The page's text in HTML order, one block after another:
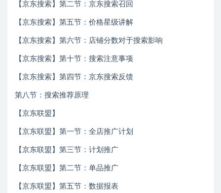
【京东搜索】第二节：京东搜索召回
【京东搜索】第五节：价格星级讲解
【京东搜索】第六节：店铺分数对于搜索影响
【京东搜索】第十节：搜索注意事项
【京东搜索】第四节：京东搜索反馈
第八节：搜索推荐原理
【京东联盟】
【京东联盟】第一节：全店推广计划
【京东联盟】第三节：计划推广
【京东联盟】第二节：单品推广
【京东联盟】第五节：数据报表